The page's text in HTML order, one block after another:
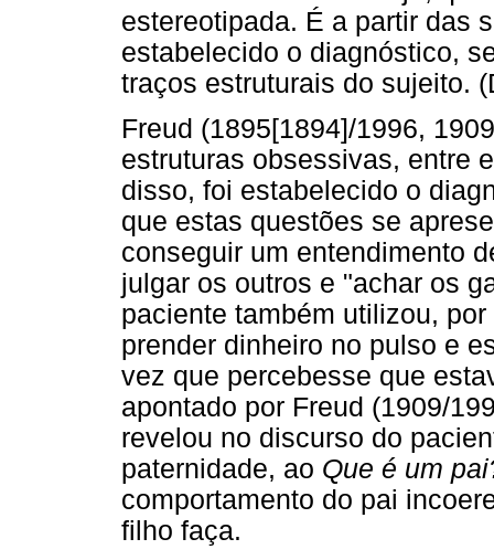
estereotipada. É a partir das
estabelecido o diagnóstico,
traços estruturais do sujeito.
Freud (1895[1894]/1996,
estruturas obsessivas, entre
disso, foi estabelecido o
que estas questões se
conseguir um entendimento
julgar os outros e "achar os
paciente também utilizou,
prender dinheiro no pulso e
vez que percebesse que
apontado por Freud (1909/
revelou no discurso do
paternidade, ao Que é um
comportamento do pai
filho faça.